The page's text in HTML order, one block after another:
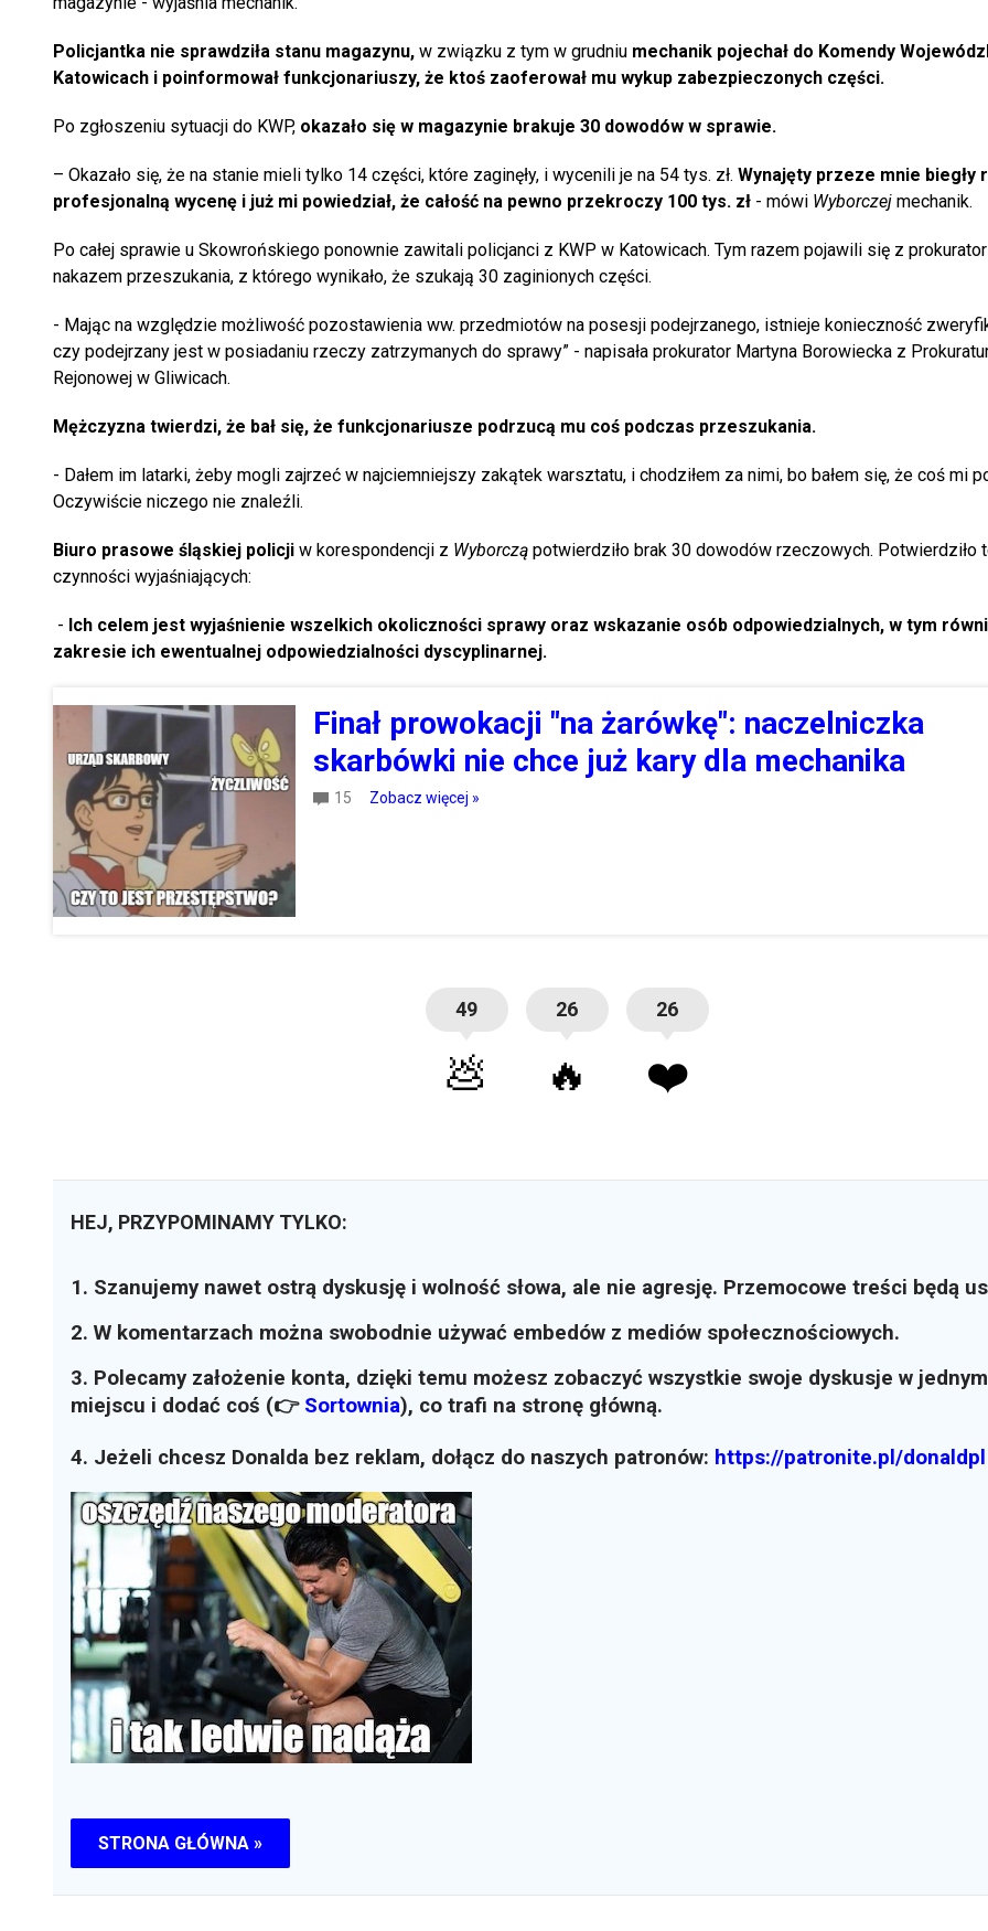
Policjantka nie sprawdziła stanu magazynu, w związku z tym w grudniu mechanik pojechał do Komendy
Katowicach i poinformował funkcjonariuszy, że ktoś zaoferował mu wykup zabezpieczonych części.
Po zgłoszeniu sytuacji do KWP, okazało się w magazynie brakuje 30 dowodów w sprawie.
– Okazało się, że na stanie mieli tylko 14 części, które zaginęły, i wycenili je na 54 tys. zł. Wynajęty przeze mnie biegły
profesjonalną wycenę i już mi powiedział, że całość na pewno przekroczy 100 tys. zł - mówi Wyborczej mechanik.
Po całej sprawie u Skowrońskiego ponownie zawitali policjanci z KWP w Katowicach. Tym razem pojawili się z
nakazem przeszukania, z którego wynikało, że szukają 30 zaginionych części.
- Mając na względzie możliwość pozostawienia ww. przedmiotów na posesji podejrzanego, istnieje konieczność
czy podejrzany jest w posiadaniu rzeczy zatrzymanych do sprawy” - napisała prokurator Martyna Borowiecka z
Rejonowej w Gliwicach.
Mężczyzna twierdzi, że bał się, że funkcjonariusze podrzucą mu coś podczas przeszukania.
- Dałem im latarki, żeby mogli zajrzeć w najciemniejszy zakątek warsztatu, i chodziłem za nimi, bo bałem się, że coś mi
Oczywiście niczego nie znaleźli.
Biuro prasowe śląskiej policji w korespondencji z Wyborczą potwierdziło brak 30 dowodów rzeczowych. Potwierdziło
czynności wyjaśniających:
- Ich celem jest wyjaśnienie wszelkich okoliczności sprawy oraz wskazanie osób odpowiedzialnych, w tym
zakresie ich ewentualnej odpowiedzialności dyscyplinarnej.
Finał prowokacji "na żarówkę": naczelniczka
skarbówki nie chce już kary dla mechanika
15 Zobacz więcej »
49
💩
26
🔥
26
❤️
HEJ, PRZYPOMINAMY TYLKO:
1. Szanujemy nawet ostrą dyskusję i wolność słowa, ale nie agresję. Przemocowe treści będą
2. W komentarzach można swobodnie używać embedów z mediów społecznościowych.
3. Polecamy założenie konta, dzięki temu możesz zobaczyć wszystkie swoje dyskusje w jednym
miejscu i dodać coś (👉 Sortownia), co trafi na stronę główną.
4. Jeżeli chcesz Donalda bez reklam, dołącz do naszych patronów: https://patronite.pl/donaldpl
STRONA GŁÓWNA »